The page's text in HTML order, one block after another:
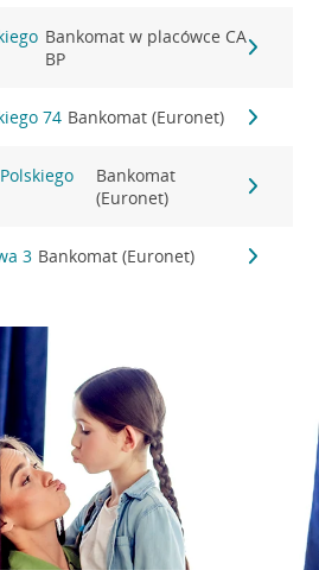
Bankomat w placówce CA
BP
74 Bankomat (Euronet)
Bankomat
(Euronet)
3 Bankomat (Euronet)